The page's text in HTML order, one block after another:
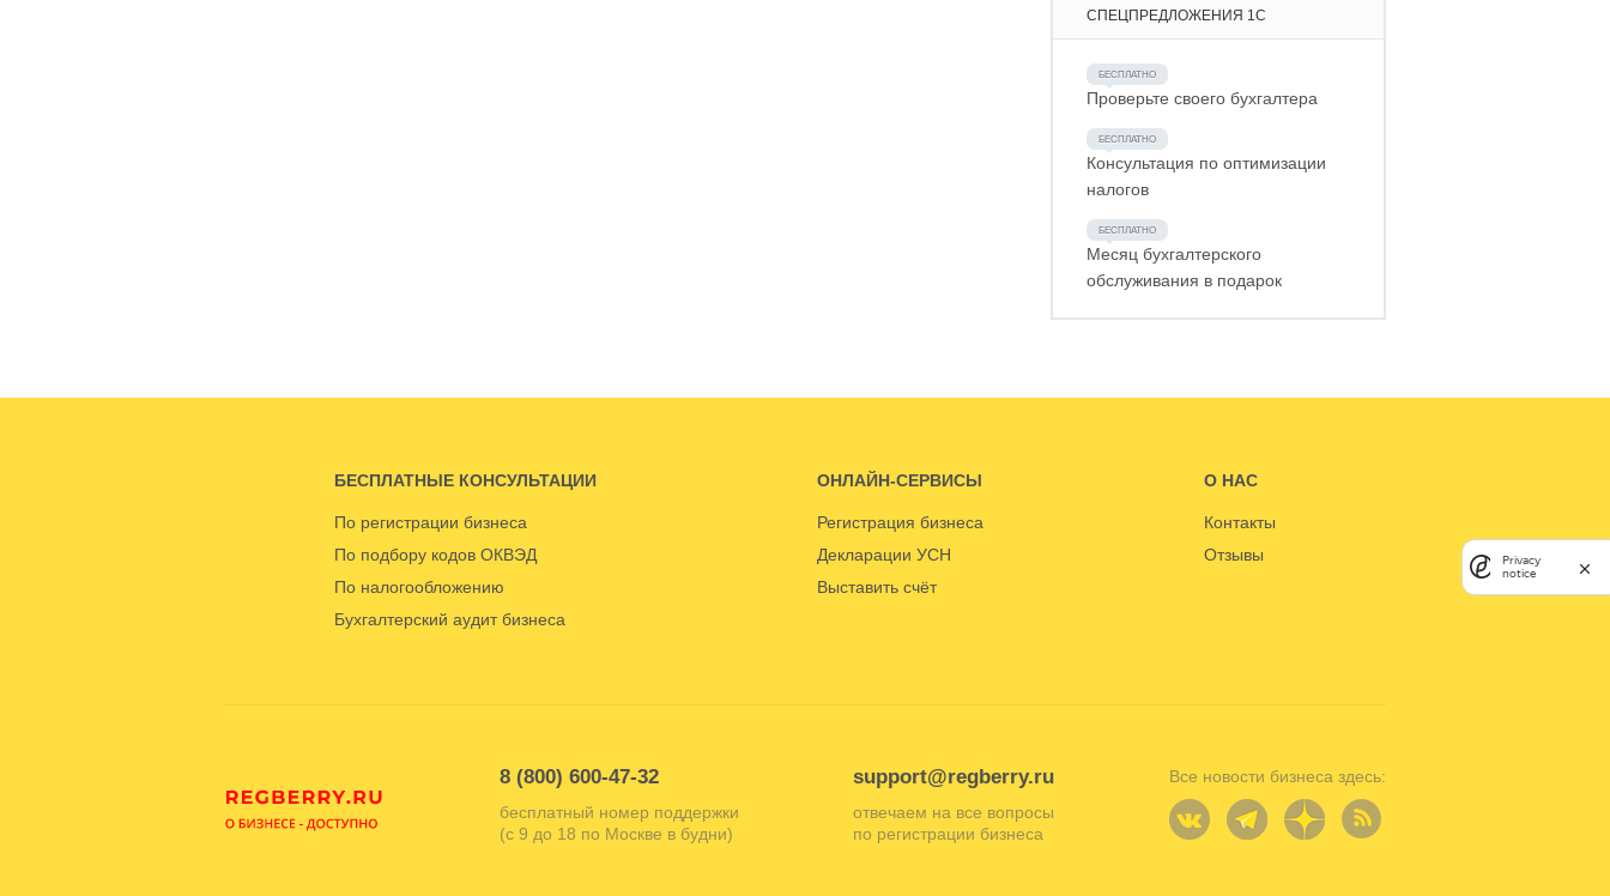
СПЕЦПРЕДЛОЖЕНИЯ 1С
Проверьте своего бухгалтера
Консультация по оптимизации
налогов
Месяц бухгалтерского
обслуживания в подарок
БЕСПЛАТНЫЕ КОНСУЛЬТАЦИИ
По регистрации бизнеса
По подбору кодов ОКВЭД
По налогообложению
Бухгалтерский аудит бизнеса
ОНЛАЙН-СЕРВИСЫ
Регистрация бизнеса
Декларации УСН
Выставить счёт
О НАС
Контакты
Отзывы
8 (800) 600-47-32
бесплатный номер поддержки
(с 9 до 18 по Москве в будни)
support@regberry.ru
отвечаем на все вопросы
по регистрации бизнеса
Все новости бизнеса здесь:
Privacy
notice